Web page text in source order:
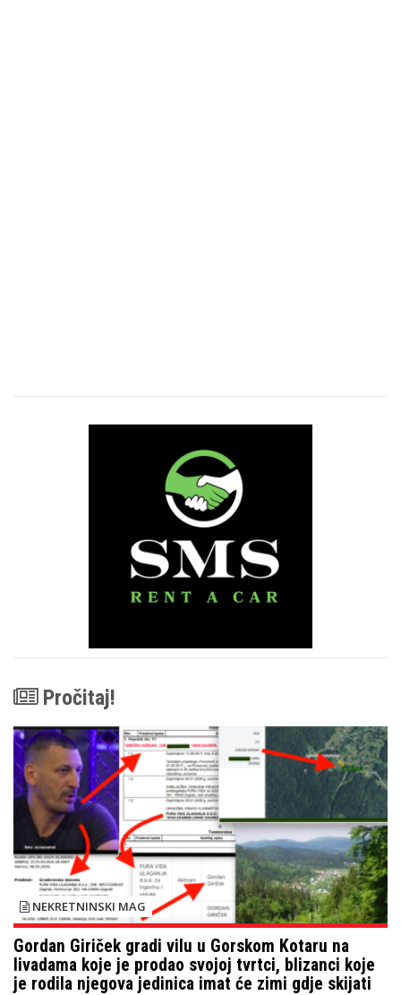
Pročitaj!
NEKRETNINSKI MAG
Gordan Giriček gradi vilu u Gorskom Kotaru na
livadama koje je prodao svojoj tvrtci, blizanci koje
je rodila njegova jedinica imat će zimi gdje skijati